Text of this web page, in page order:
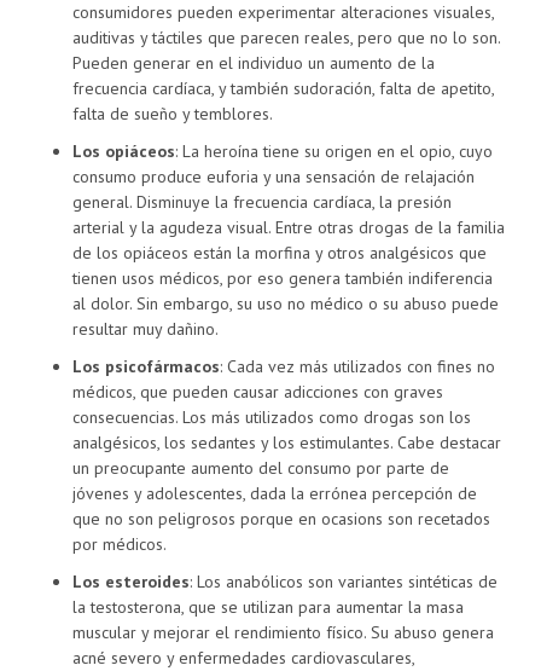
consumidores pueden experimentar alteraciones visuales,
auditivas y táctiles que parecen reales, pero que no lo son.
Pueden generar en el individuo un aumento de la
frecuencia cardíaca, y también sudoración, falta de apetito,
falta de sueño y temblores.
Los opiáceos: La heroína tiene su origen en el opio, cuyo
consumo produce euforia y una sensación de relajación
general. Disminuye la frecuencia cardíaca, la presión
arterial y la agudeza visual. Entre otras drogas de la familia
de los opiáceos están la morfina y otros analgésicos que
tienen usos médicos, por eso genera también indiferencia
al dolor. Sin embargo, su uso no médico o su abuso puede
resultar muy dañino.
Los psicofármacos: Cada vez más utilizados con fines no
médicos, que pueden causar adicciones con graves
consecuencias. Los más utilizados como drogas son los
analgésicos, los sedantes y los estimulantes. Cabe destacar
un preocupante aumento del consumo por parte de
jóvenes y adolescentes, dada la errónea percepción de
que no son peligrosos porque en ocasions son recetados
por médicos.
Los esteroides: Los anabólicos son variantes sintéticas de
la testosterona, que se utilizan para aumentar la masa
muscular y mejorar el rendimiento físico. Su abuso genera
acné severo y enfermedades cardiovasculares,